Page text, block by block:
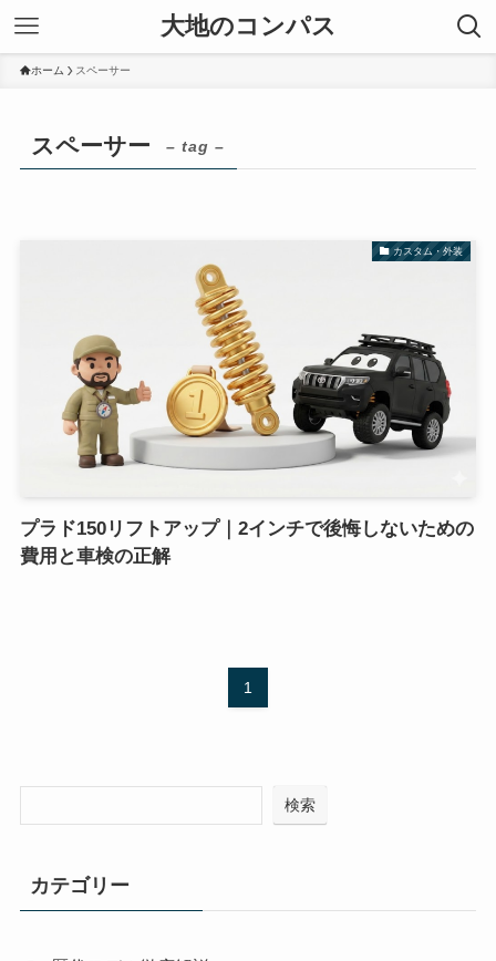
大地のコンパス
ホーム スペーサー
スペーサー – tag –
カスタム・外装
プラド150リフトアップ｜2インチで後悔しないための
費用と車検の正解
1
検索
カテゴリー